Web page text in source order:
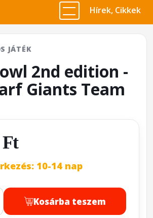
Hírek, Cikkek
JÁTÉK
2nd edition -
Giants Team
Ft
10-14 nap
Kosárba teszem